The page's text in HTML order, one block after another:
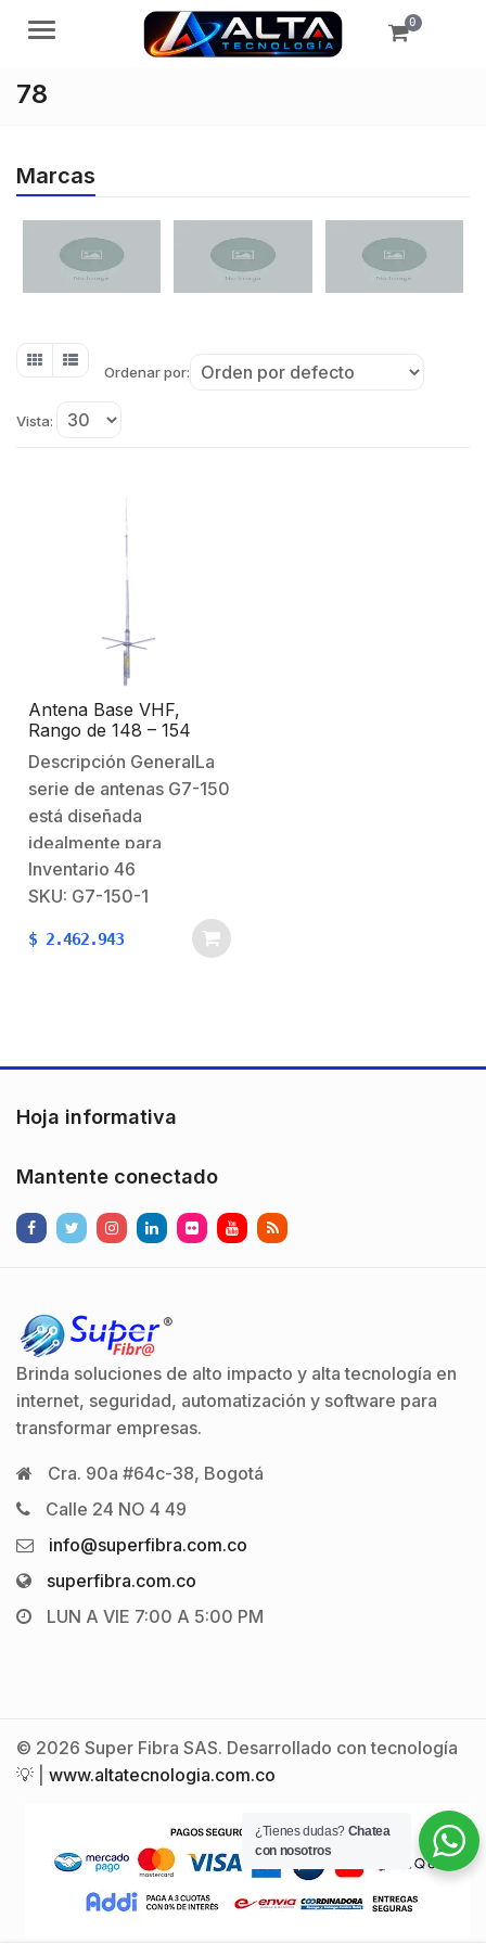
Menú 0
78
Marcas
Ordenar por:
Vista:
Antena Base VHF,
Rango de 148 – 154
MHz, 7 dB de ganancia
/ Fibra de Vidrio y
Aluminio / Auto
Soportante
Descripción GeneralLa
serie de antenas G7-150
está diseñada
idealmente para
aplicaciones fijas o de
repetidor, ofreciendo
una radiación de ángulo
bajo para una señal
soportante para una
excepcional.Especificaciones…
Inventario 46
SKU: G7-150-1
$ 2.462.943
Hoja informativa
Mantente conectado
Brinda soluciones de alto impacto y alta tecnología en
internet, seguridad, automatización y software para
transformar empresas.
Cra. 90a #64c-38, Bogotá
Calle 24 NO 4 49
info@superfibra.com.co
superfibra.com.co
LUN A VIE 7:00 A 5:00 PM
© 2026 Super Fibra SAS. Desarrollado con tecnología
💡 | www.altatecnologia.com.co
¿Tienes dudas? Chatea
con nosotros